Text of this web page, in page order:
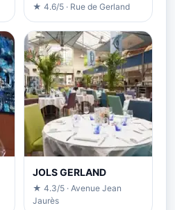
★ 4.6/5 · Rue de Gerland
JOLS GERLAND
★ 4.3/5 · Avenue Jean
Jaurès